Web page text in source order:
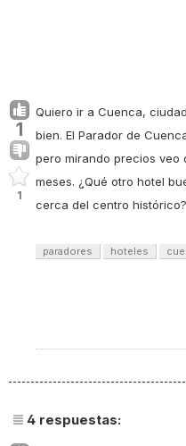
1
1
Quiero ir a Cuenca,
bien. El Parador de
pero mirando precios veo
meses. ¿Qué otro hotel
cerca del centro histórico?
paradores hoteles
4 respuestas: